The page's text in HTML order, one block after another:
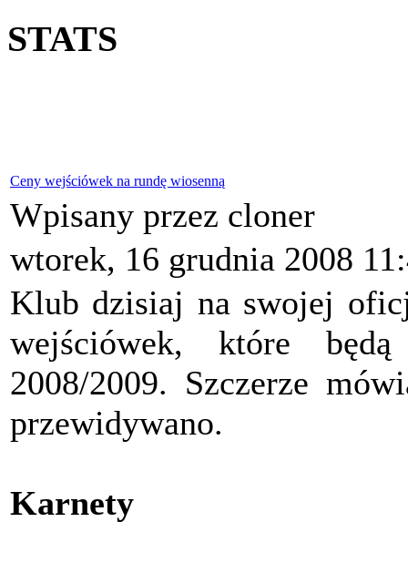
STATS
Ceny wejściówek na rundę wiosenną
Wpisany przez cloner
wtorek, 16 grudnia 2008
Klub dzisiaj na swojej
wejściówek, które
2008/2009. Szczerze
przewidywano.
Karnety